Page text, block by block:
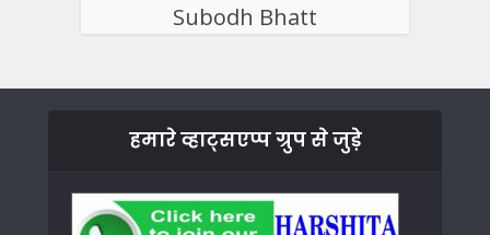
Subodh Bhatt
हमारे व्हाट्सएप्प ग्रुप से जुड़े